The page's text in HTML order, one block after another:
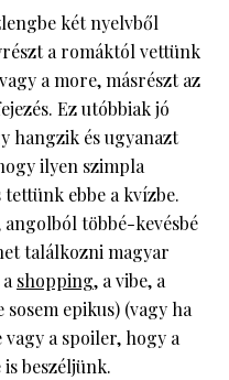
két nyelvből
a romáktól vettünk
a more, másrészt az
Ez utóbbiak jó
hangzik és ugyanazt
ilyen szimpla
ebbe a kvízbe.
többé-kevésbé
találkozni magyar
shopping, a vibe, a
sosem epikus) (vagy ha
a spoiler, hogy a
beszéljünk.